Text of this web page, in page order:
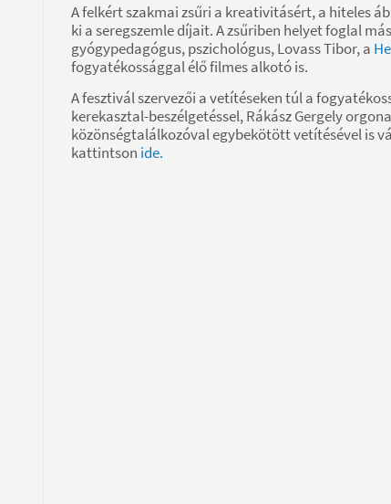
A felkért szakmai zsűri a kreativitásért, a hiteles
ki a seregszemle díjait. A zsűriben helyet foglal
gyógypedagógus, pszichológus, Lovass Tibor, a
fogyatékossággal élő filmes alkotó is.
A fesztivál szervezői a vetítéseken túl a
kerekasztal-beszélgetéssel, Rákász Gergely
közönségtalálkozóval egybekötött vetítésével is
kattintson ide.